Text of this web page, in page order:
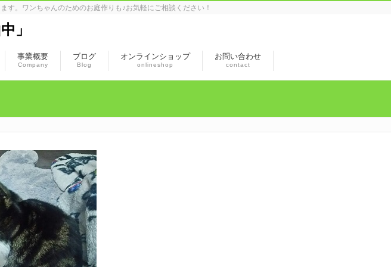
。ワンちゃんのためのお庭作りも♪お気軽にご相談ください！
」
事業概要
Company
ブログ
Blog
オンラインショップ
onlineshop
お問い合わせ
contact